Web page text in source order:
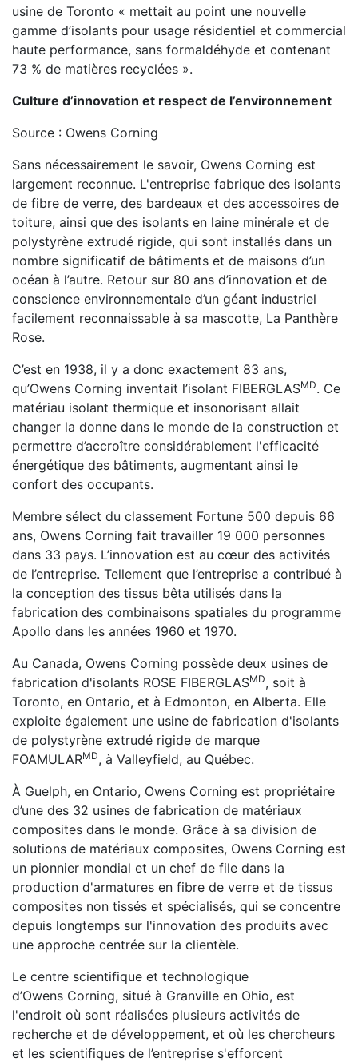
usine de Toronto « mettait au point une nouvelle
gamme d’isolants pour usage résidentiel et commercial
haute performance, sans formaldéhyde et contenant
73 % de matières recyclées ».
Culture d’innovation et respect de l’environnement
Source : Owens Corning
Sans nécessairement le savoir, Owens Corning est
largement reconnue. L'entreprise fabrique des isolants
de fibre de verre, des bardeaux et des accessoires de
toiture, ainsi que des isolants en laine minérale et de
polystyrène extrudé rigide, qui sont installés dans un
nombre significatif de bâtiments et de maisons d’un
océan à l’autre. Retour sur 80 ans d’innovation et de
conscience environnementale d’un géant industriel
facilement reconnaissable à sa mascotte, La Panthère
Rose.
C’est en 1938, il y a donc exactement 83 ans,
qu’Owens Corning inventait l’isolant FIBERGLASMD. Ce
matériau isolant thermique et insonorisant allait
changer la donne dans le monde de la construction et
permettre d’accroître considérablement l'efficacité
énergétique des bâtiments, augmentant ainsi le
confort des occupants.
Membre sélect du classement Fortune 500 depuis 66
ans, Owens Corning fait travailler 19 000 personnes
dans 33 pays. L’innovation est au cœur des activités
de l’entreprise. Tellement que l’entreprise a contribué à
la conception des tissus bêta utilisés dans la
fabrication des combinaisons spatiales du programme
Apollo dans les années 1960 et 1970.
Au Canada, Owens Corning possède deux usines de
fabrication d'isolants ROSE FIBERGLASMD, soit à
Toronto, en Ontario, et à Edmonton, en Alberta. Elle
exploite également une usine de fabrication d'isolants
de polystyrène extrudé rigide de marque
FOAMULARMD, à Valleyfield, au Québec.
À Guelph, en Ontario, Owens Corning est propriétaire
d’une des 32 usines de fabrication de matériaux
composites dans le monde. Grâce à sa division de
solutions de matériaux composites, Owens Corning est
un pionnier mondial et un chef de file dans la
production d'armatures en fibre de verre et de tissus
composites non tissés et spécialisés, qui se concentre
depuis longtemps sur l'innovation des produits avec
une approche centrée sur la clientèle.
Le centre scientifique et technologique
d’Owens Corning, situé à Granville en Ohio, est
l'endroit où sont réalisées plusieurs activités de
recherche et de développement, et où les chercheurs
et les scientifiques de l’entreprise s'efforcent